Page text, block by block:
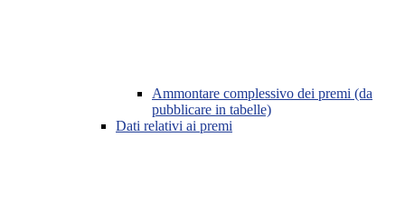
Ammontare complessivo dei premi (da
pubblicare in tabelle)
Dati relativi ai premi